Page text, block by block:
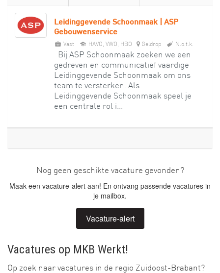
Leidinggevende Schoonmaak | ASP
Gebouwenservice
Vast HAVO, VWO, HBO Geldrop N.o.t.k.
Bij ASP Schoonmaak zoeken we een
gedreven en communicatief vaardige
Leidinggevende Schoonmaak om ons
team te versterken. Als
Leidinggevende Schoonmaak speel je
een centrale rol i...
Nog geen geschikte vacature gevonden?
Maak een vacature-alert aan! En ontvang passende vacatures in
je mailbox.
Vacature-alert
Vacatures op MKB Werkt!
Op zoek naar vacatures in de regio Zuidoost-Brabant?